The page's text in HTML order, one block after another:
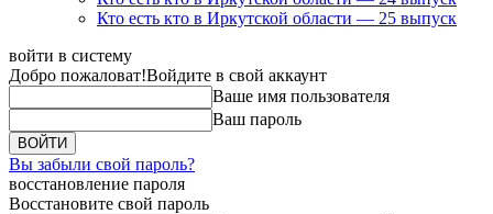
Кто есть кто в Иркутской области — 25 выпуск
войти в систему
Добро пожаловат!Войдите в свой аккаунт
Ваше имя пользователя
Ваш пароль
Вы забыли свой пароль?
восстановление пароля
Восстановите свой пароль